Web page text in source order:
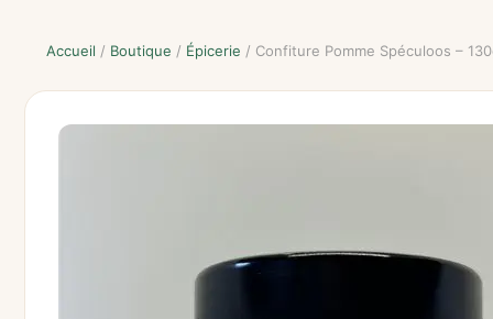
Accueil / Boutique / Épicerie / Confiture Pomme Spéculoos –